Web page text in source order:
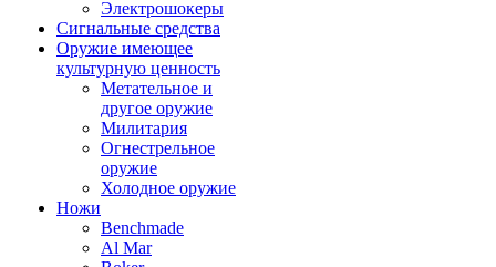
Электрошокеры
Сигнальные средства
Оружие имеющее
культурную ценность
Метательное и
другое оружие
Милитария
Огнестрельное
оружие
Холодное оружие
Ножи
Benchmade
Al Mar